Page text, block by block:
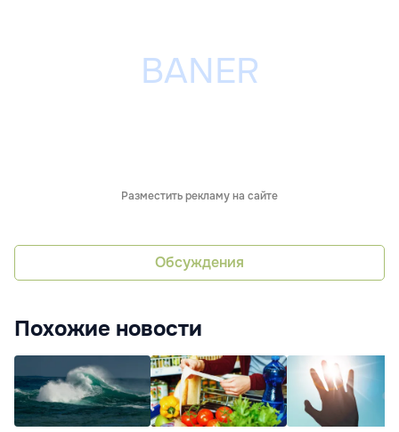
Разместить рекламу на сайте
Обсуждения
Похожие новости